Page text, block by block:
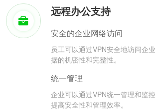
远程办公支持
安全的企业网络访问
员工可以通过VPN安全地访问企
据的机密性和完整性。
统一管理
企业可以通过VPN统一管理和监
提高安全性和管理效率。